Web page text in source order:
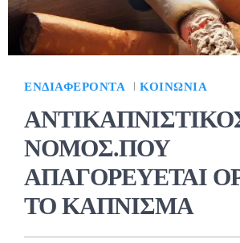
ΕΝΔΙΑΦΈΡΟΝΤΑ ΚΟΙΝΩΝΊΑ
ΝΟΜΟΣ.ΠΟΥ
ΑΠΑΓΟΡΕΥΕΤΑΙ
ΤΟ ΚΑΠΝΙΣΜΑ